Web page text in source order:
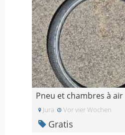
Pneu et chambres à air
Jura Vor vier Wochen
Gratis